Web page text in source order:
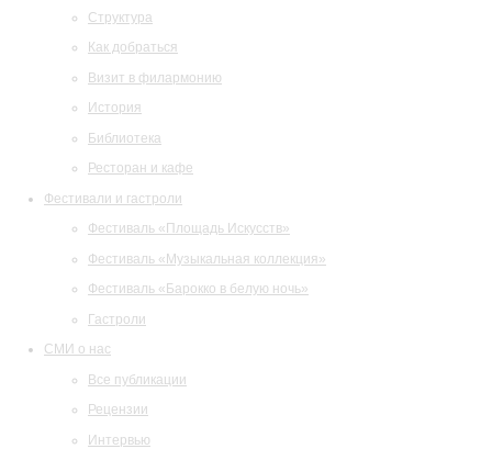
Структура
Как добраться
Визит в филармонию
История
Библиотека
Ресторан и кафе
Фестивали и гастроли
Фестиваль «Площадь Искусств»
Фестиваль «Музыкальная коллекция»
Фестиваль «Барокко в белую ночь»
Гастроли
СМИ о нас
Все публикации
Рецензии
Интервью